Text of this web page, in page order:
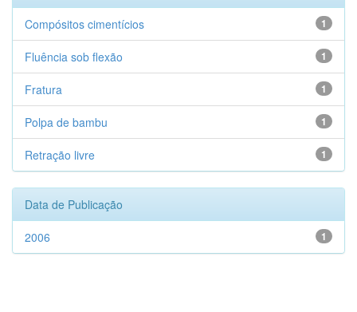
1
Compósitos cimentícios
1
Fluência sob flexão
1
Fratura
1
Polpa de bambu
1
Retração livre
Data de Publicação
1
2006